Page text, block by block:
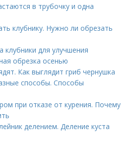
в трубочку и одна
клубнику. Нужно ли обрезать
клубники для улучшения
обрезка осенью
Как выглядит гриб чернушка
способы. Способы
при отказе от курения. Почему
делением. Деление куста